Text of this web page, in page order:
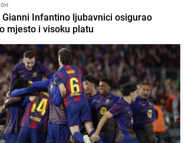
Gianni Infantino ljubavnici osigurao
mjesto i visoku platu